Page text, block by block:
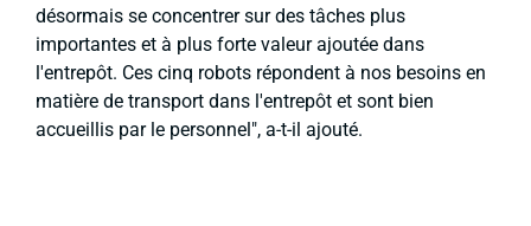
désormais se concentrer sur des tâches plus
importantes et à plus forte valeur ajoutée dans
l'entrepôt. Ces cinq robots répondent à nos besoins en
matière de transport dans l'entrepôt et sont bien
accueillis par le personnel", a-t-il ajouté.